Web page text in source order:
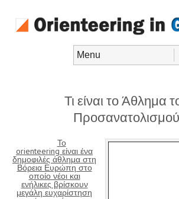
Τι είναι το Άθλημα
Προσανατολισμού
Το
orienteering είναι ένα
δημοφιλές άθλημα στη
Βόρεια Ευρώπη στο
οποίο νέοι και
ενήλικες βρίσκουν
μεγάλη ευχαρίστηση